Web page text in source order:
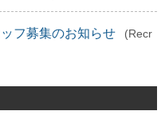
フ募集のお知らせ
(Recr